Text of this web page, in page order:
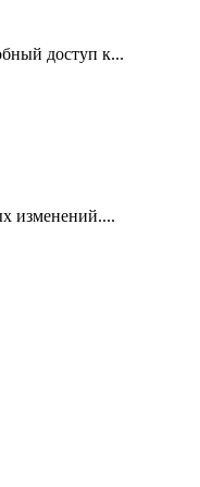
доступ к...
изменений....